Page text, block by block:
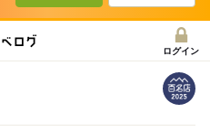
ログイン